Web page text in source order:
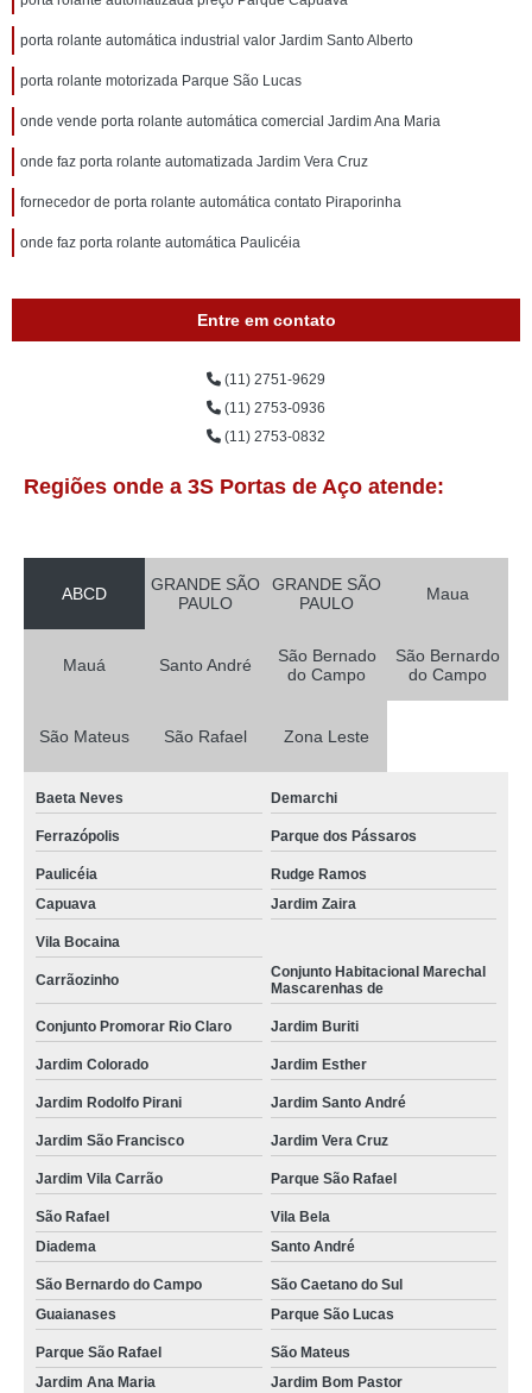
porta rolante automática industrial valor Jardim Santo Alberto
porta rolante motorizada Parque São Lucas
onde vende porta rolante automática comercial Jardim Ana Maria
onde faz porta rolante automatizada Jardim Vera Cruz
fornecedor de porta rolante automática contato Piraporinha
onde faz porta rolante automática Paulicéia
Entre em contato
(11) 2751-9629
(11) 2753-0936
(11) 2753-0832
Regiões onde a 3S Portas de Aço atende:
ABCD
GRANDE SÃO
PAULO
GRANDE SÃO
PAULO
Maua
Mauá Santo André
São Bernado
do Campo
São Bernardo
do Campo
São Mateus São Rafael Zona Leste
Baeta Neves Demarchi
Ferrazópolis Parque dos Pássaros
Paulicéia
Rudge Ramos
Capuava
Jardim Zaira
Vila Bocaina
Carrãozinho
Conjunto Habitacional Marechal
Mascarenhas de
Conjunto Promorar Rio Claro Jardim Buriti
Jardim Colorado Jardim Esther
Jardim Rodolfo Pirani Jardim Santo André
Jardim São Francisco Jardim Vera Cruz
Jardim Vila Carrão Parque São Rafael
São Rafael
Vila Bela
Diadema
Santo André
São Bernardo do Campo
São Caetano do Sul
Guaianases
Parque São Lucas
Parque São Rafael
São Mateus
Jardim Ana Maria
Jardim Bom Pastor